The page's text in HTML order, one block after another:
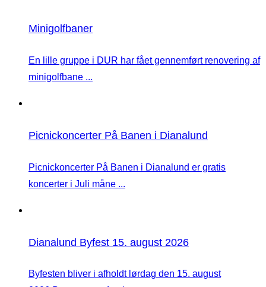
Minigolfbaner
En lille gruppe i DUR har fået gennemført renovering af
minigolfbane ...
Picnickoncerter På Banen i Dianalund
Picnickoncerter På Banen i Dianalund er gratis
koncerter i Juli måne ...
Dianalund Byfest 15. august 2026
Byfesten bliver i afholdt lørdag den 15. august